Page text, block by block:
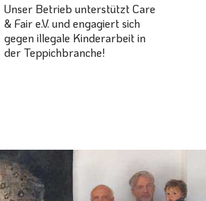
Unser Betrieb unterstützt Care
& Fair e.V. und engagiert sich
gegen illegale Kinderarbeit in
der Teppichbranche!